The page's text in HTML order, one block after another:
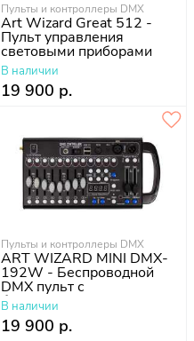
Пульты и контроллеры DMX
Art Wizard Great 512 -
Пульт управления
световыми приборами
В наличии
19 900 р.
Пульты и контроллеры DMX
ART WIZARD MINI DMX-
192W - Беспроводной
DMX пульт с
беспроводным
передатчиком DMX-
сигнала 2,4 гГц
В наличии
19 900 р.